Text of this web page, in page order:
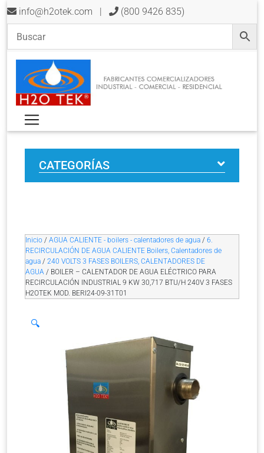
info@h2otek.com | (800 9426 835)
CATEGORÍAS
Inicio / AGUA CALIENTE - boilers - calentadores de agua / 6.
RECIRCULACIÓN DE AGUA CALIENTE Boilers, Calentadores de
agua / 240 VOLTS 3 FASES BOILERS, CALENTADORES DE
AGUA / BOILER – CALENTADOR DE AGUA ELÉCTRICO PARA
RECIRCULACIÓN INDUSTRIAL 9 KW 30,717 BTU/H 240V 3 FASES
H2OTEK MOD. BERI24-09-31T01
🔍